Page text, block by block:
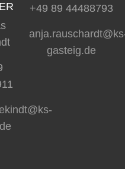
+49 89 44488793
gasteig.de